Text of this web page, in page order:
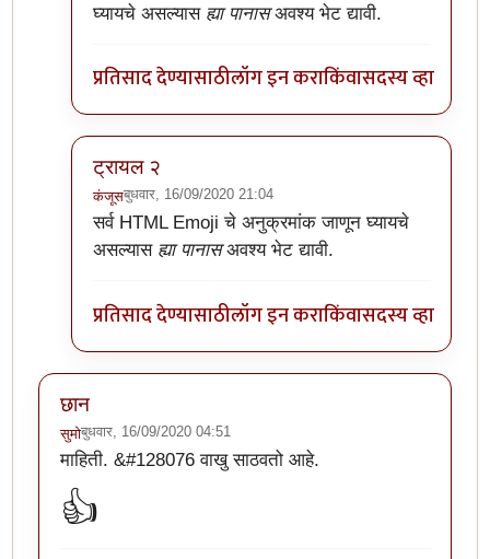
घ्यायचे असल्यास ह्या पानासअवश्य भेट द्यावी.
प्रतिसाद देण्यासाठीलॉग इन कराकिंवासदस्य व्हा
ट्रायल २
कंजूसबुधवार, 16/09/2020 21:04
In reply toअरेच्चा!byडॅनी ओशन
सर्व HTML Emoji चे अनुक्रमांक जाणून घ्यायचे
असल्यास ह्या पानासअवश्य भेट द्यावी.
प्रतिसाद देण्यासाठीलॉग इन कराकिंवासदस्य व्हा
छान
सुमोबुधवार, 16/09/2020 04:51
माहिती. &#128076 वाखु साठवतो आहे.
👍